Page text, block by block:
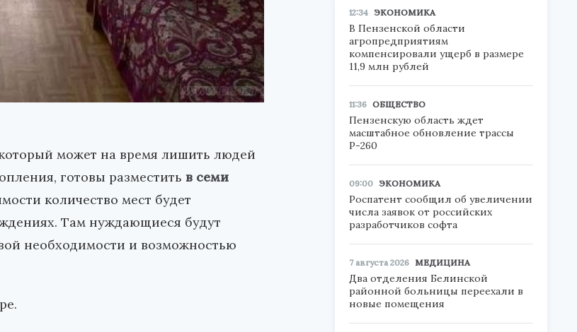
может на время лишить людей
готовы разместить в семи
количество мест будет
Там нуждающиеся будут
необходимости и возможностью
12:34 ЭКОНОМИКА
В Пензенской области
агропредприятиям
компенсировали ущерб в размере
11,9 млн рублей
11:36 ОБЩЕСТВО
Пензенскую область ждет
масштабное обновление трассы
Р-260
09:00 ЭКОНОМИКА
Роспатент сообщил об увеличении
числа заявок от российских
разработчиков софта
7 августа 2026 МЕДИЦИНА
Два отделения Белинской
районной больницы переехали в
новые помещения